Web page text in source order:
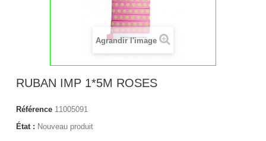
Agrandir l'image
RUBAN IMP 1*5M ROSES
Référence 11005091
État : Nouveau produit